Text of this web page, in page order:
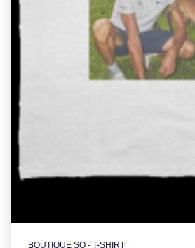
BOUTIQUE SO - T-SHIRT